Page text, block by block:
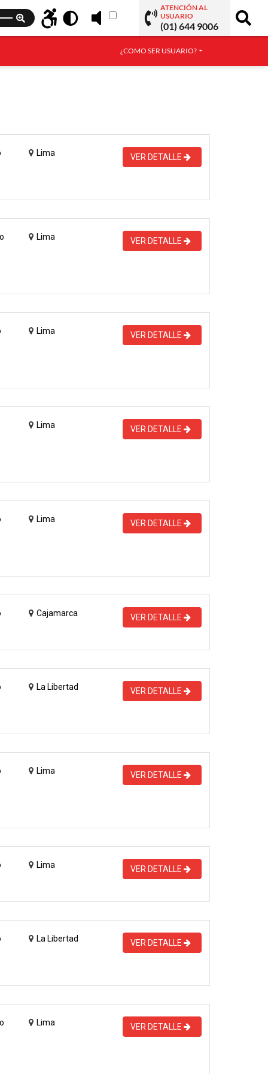
ATENCIÓN AL
USUARIO
(01) 644 9006
¿COMO SER USUARIO?
Lima VER DETALLE
Lima VER DETALLE
Lima VER DETALLE
Lima VER DETALLE
Lima VER DETALLE
Cajamarca VER DETALLE
La Libertad VER DETALLE
Lima VER DETALLE
Lima VER DETALLE
La Libertad VER DETALLE
Lima VER DETALLE